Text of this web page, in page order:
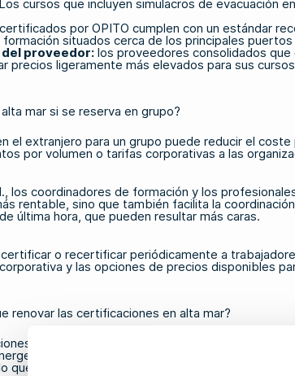
Los cursos que incluyen simulacros de evacuación
por OPITO cumplen con un estándar
situados cerca de los principales
proveedor: los proveedores consolidados
precios ligeramente más elevados para sus
mar si se reserva en grupo?
el extranjero para un grupo puede reducir el
por volumen o tarifas corporativas a las
los coordinadores de formación y los
rentable, sino que también facilita la
última hora, que pueden resultar más caras.
o recertificar periódicamente a
y las opciones de precios disponibles
renovar las certificaciones en alta mar?
marítimas de OPITO tienen una validez de
Marítimas) , para mantener su
que es importante consultar los requisitos de su